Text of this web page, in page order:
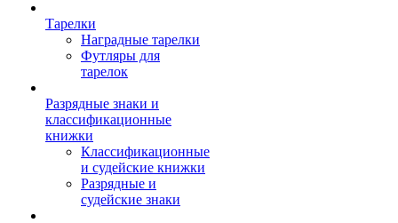
Тарелки
Наградные тарелки
Футляры для
тарелок
Разрядные знаки и
классификационные
книжки
Классификационные
и судейские книжки
Разрядные и
судейские знаки